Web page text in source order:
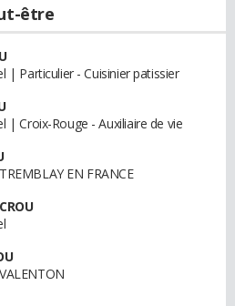
être
| Particulier - Cuisinier patissier
| Croix-Rouge - Auxiliaire de vie
EN FRANCE